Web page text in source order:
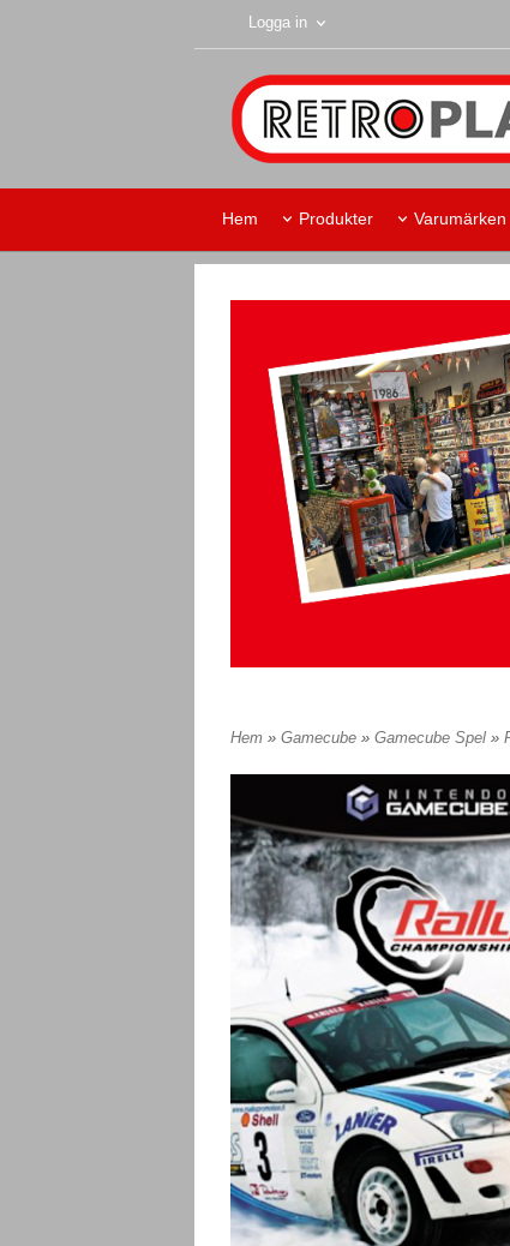
Logga in
Hem Produkter Varumärken
Hem » Gamecube » Gamecube Spel »